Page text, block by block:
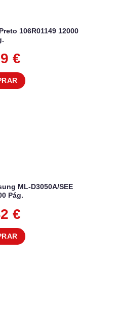
106R01149 12000
€
ML-D3050A/SEE
Pág.
€